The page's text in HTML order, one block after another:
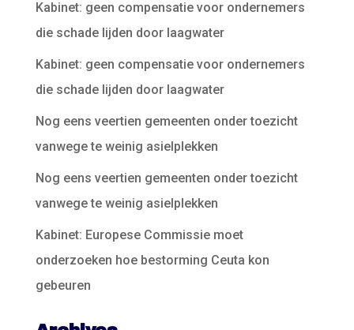
Kabinet: geen compensatie voor ondernemers
die schade lijden door laagwater
Kabinet: geen compensatie voor ondernemers
die schade lijden door laagwater
Nog eens veertien gemeenten onder toezicht
vanwege te weinig asielplekken
Nog eens veertien gemeenten onder toezicht
vanwege te weinig asielplekken
Kabinet: Europese Commissie moet
onderzoeken hoe bestorming Ceuta kon
gebeuren